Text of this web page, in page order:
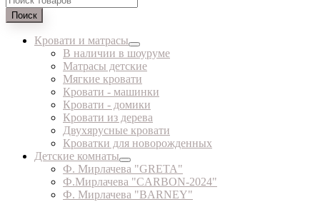
Поиск
Кровати и матрасы
В наличии в шоуруме
Матрасы детские
Мягкие кровати
Кровати - машинки
Кровати - домики
Кровати из дерева
Двухярусные кровати
Кроватки для новорожденных
Детские комнаты
Ф. Мирлачева "GRETA"
Ф.Мирлачева "CARBON-2024"
Ф. Мирлачева "BARNEY"